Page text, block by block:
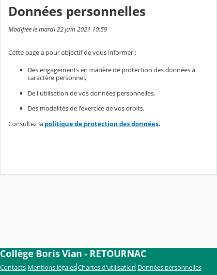
Données personnelles
Modifiée le mardi 22 juin 2021 10:59
Cette page a pour objectif de vous informer :
Des engagements en matière de protection des données à
caractère personnel,
De l'utilisation de vos données personnelles,
Des modalités de l'exercice de vos droits.
Consultez la politique de protection des données.
Collège Boris Vian - RETOURNAC
Contacts Mentions légales Chartes d'utilisation Données personnelles